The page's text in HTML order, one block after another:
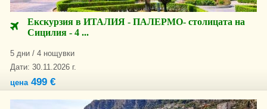
Екскурзия в ИТАЛИЯ - ПАЛЕРМО- столицата на
Сицилия - 4 ...
5 дни / 4 нощувки
Дати: 30.11.2026 г.
цена499 €